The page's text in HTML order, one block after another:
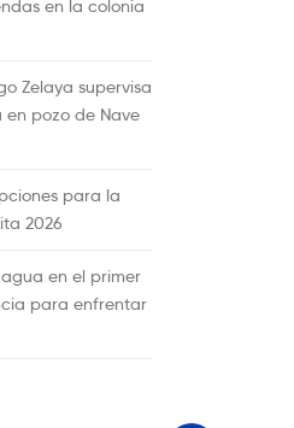
en la colonia
Zelaya supervisa
pozo de Nave
para la
2026
en el primer
para enfrentar